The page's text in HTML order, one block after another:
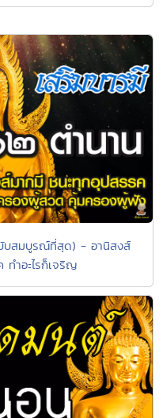
บสมบูรณ์ที่สุด) - อานิสงส์
ทำอะไรก็เจริญ